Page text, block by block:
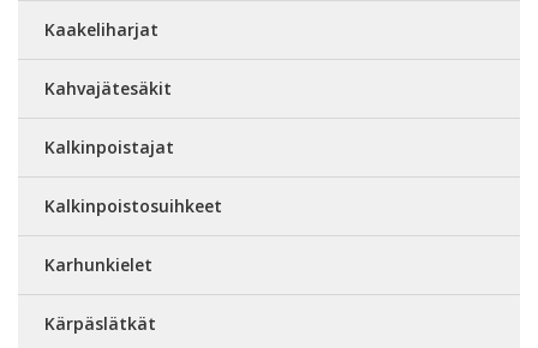
Kaakeliharjat
Kahvajätesäkit
Kalkinpoistajat
Kalkinpoistosuihkeet
Karhunkielet
Kärpäslätkät